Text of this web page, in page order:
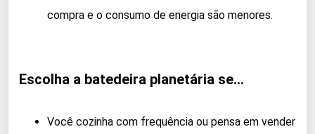
compra e o consumo de energia são menores.
Escolha a batedeira planetária se…
Você cozinha com frequência ou pensa em vender